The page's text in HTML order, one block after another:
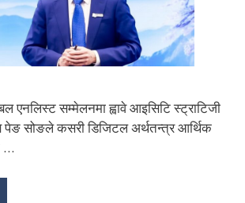
एनलिस्ट सम्मेलनमा ह्वावे आइसिटि स्ट्राटिजी
पेङ सोङले कसरी डिजिटल अर्थतन्त्र आर्थिक
…